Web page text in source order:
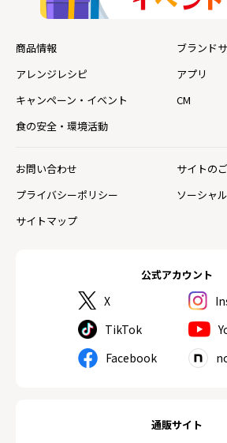
公式アカウント
X
TikTok
Facebook
通販サイト
商品情報
ブランド
アレンジレシピ
アプリ
キャンペーン・イベント
CM
食の安全・環境活動
お問い合わせ
サイトの
プライバシーポリシー
ソーシャ
サイトマップ